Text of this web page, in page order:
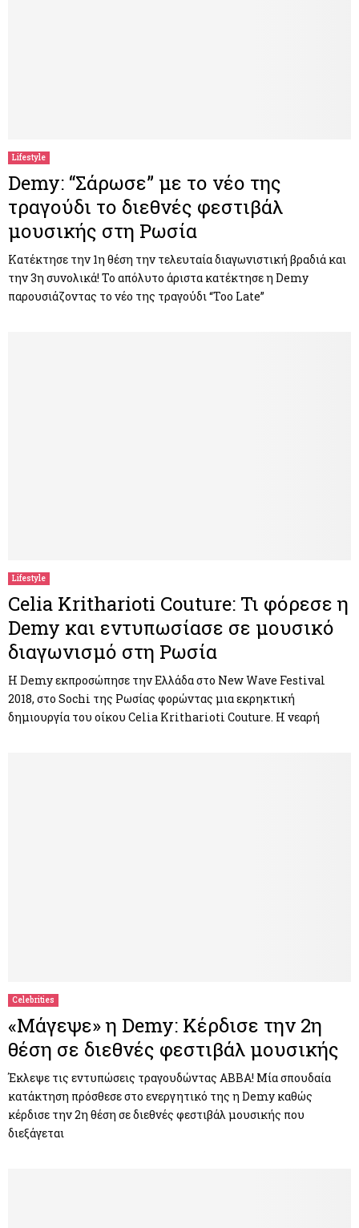
Lifestyle
Demy: “Σάρωσε” με το νέο της
τραγούδι το διεθνές φεστιβάλ
μουσικής στη Ρωσία
Κατέκτησε την 1η θέση την τελευταία διαγωνιστική βραδιά και
την 3η συνολικά! Το απόλυτο άριστα κατέκτησε η Demy
παρουσιάζοντας το νέο της τραγούδι “Too Late”
Lifestyle
Celia Kritharioti Couture: Τι φόρεσε η
Demy και εντυπωσίασε σε μουσικό
διαγωνισμό στη Ρωσία
H Demy εκπροσώπησε την Ελλάδα στο New Wave Festival
2018, στο Sochi της Ρωσίας φορώντας μια εκρηκτική
δημιουργία του οίκου Celia Kritharioti Couture. Η νεαρή
Celebrities
«Μάγεψε» η Demy: Κέρδισε την 2η
θέση σε διεθνές φεστιβάλ μουσικής
Έκλεψε τις εντυπώσεις τραγουδώντας ABBA! Μία σπουδαία
κατάκτηση πρόσθεσε στο ενεργητικό της η Demy καθώς
κέρδισε την 2η θέση σε διεθνές φεστιβάλ μουσικής που
διεξάγεται